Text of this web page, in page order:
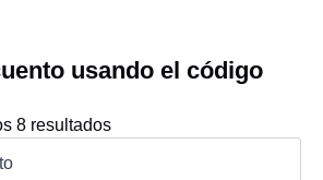
usando el código
8 resultados